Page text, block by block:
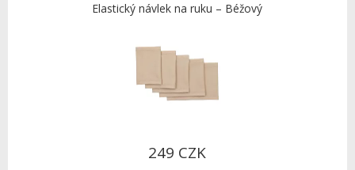
Elastický návlek na ruku – Béžový
249 CZK